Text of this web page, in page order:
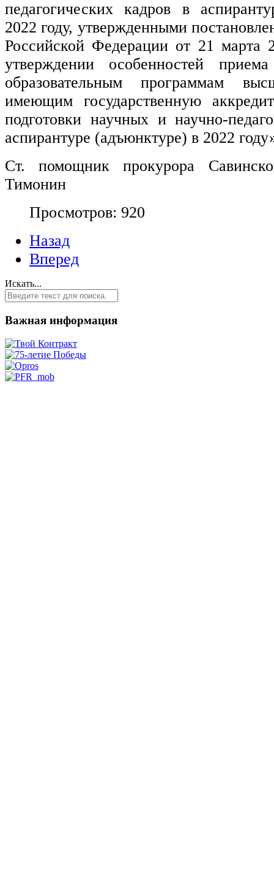
педагогических кадров в
2022 году, утвержденными
Российской Федерации от 21
утверждении особенностей
образовательным программам
имеющим государственную
подготовки научных и научно-
аспирантуре (адъюнктуре) в 2022
Ст. помощник прокурора
Тимонин
Просмотров: 920
Назад
Вперед
Искать...
Важная информация